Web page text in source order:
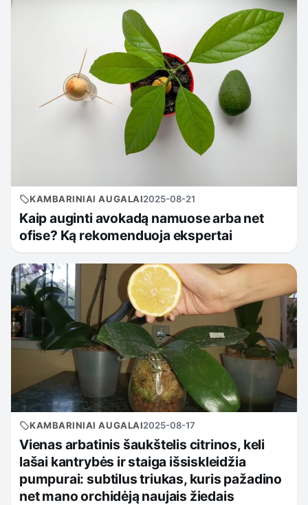
KAMBARINIAI AUGALAI2025-08-21
Kaip auginti avokadą namuose arba net
ofise? Ką rekomenduoja ekspertai
KAMBARINIAI AUGALAI2025-08-17
Vienas arbatinis šaukštelis citrinos, keli
lašai kantrybės ir staiga išsiskleidžia
pumpurai: subtilus triukas, kuris pažadino
net mano orchidėją naujais žiedais